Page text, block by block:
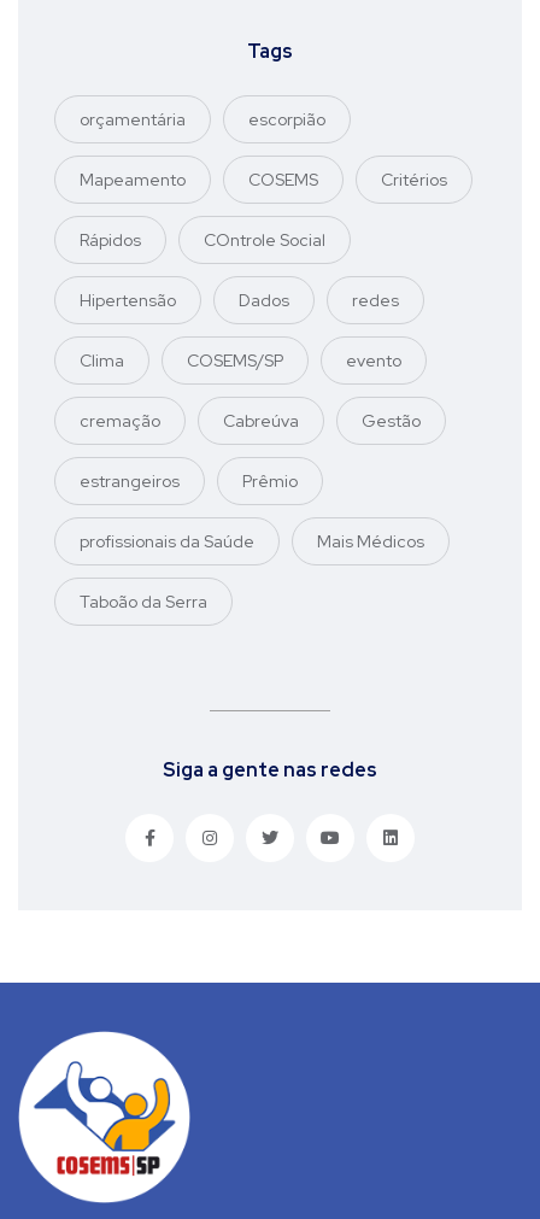
Tags
orçamentária escorpião
Mapeamento COSEMS Critérios
Rápidos COntrole Social
Hipertensão Dados redes
Clima COSEMS/SP evento
cremação Cabreúva Gestão
estrangeiros Prêmio
profissionais da Saúde Mais Médicos
Taboão da Serra
Siga a gente nas redes